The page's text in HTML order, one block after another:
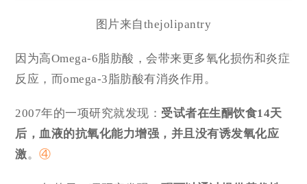
图片来自thejolipantry
因为高Omega-6脂肪酸，会带来更多氧化损伤和炎症
反应，而omega-3脂肪酸有消炎作用。
2007年的一项研究就发现： 受试者在生酮饮食14天
后，血液的抗氧化能力增强，并且没有诱发氧化应
激。④